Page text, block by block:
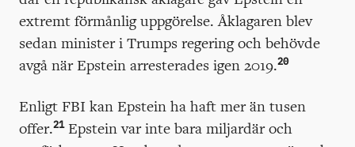
extremt förmånlig uppgörelse. Åklagaren blev
sedan minister i Trumps regering och behövde
avgå när Epstein arresterades igen 2019.20
Enligt FBI kan Epstein ha haft mer än tusen
offer.21Epstein var inte bara miljardär och